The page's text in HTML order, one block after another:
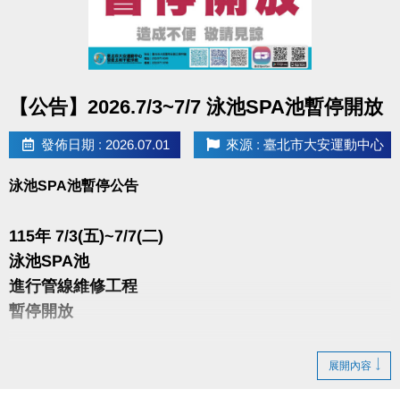
【公告】2026.7/3~7/7 泳池SPA池暫停開放
發佈日期 : 2026.07.01 來源 : 臺北市大安運動中心
泳池SPA池暫停公告
115年 7/3(五)~7/7(二)
泳池SPA池
進行管線維修工程
暫停開放
展開內容